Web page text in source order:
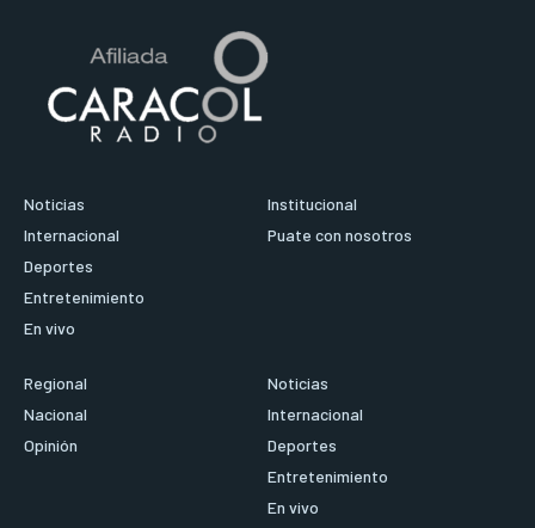
Noticias
Internacional
Deportes
Entretenimiento
En vivo
Institucional
Puate con nosotros
Regional
Nacional
Opinión
Noticias
Internacional
Deportes
Entretenimiento
En vivo